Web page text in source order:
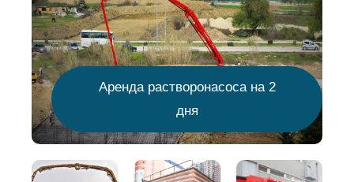
Аренда растворонасоса на 2
дня